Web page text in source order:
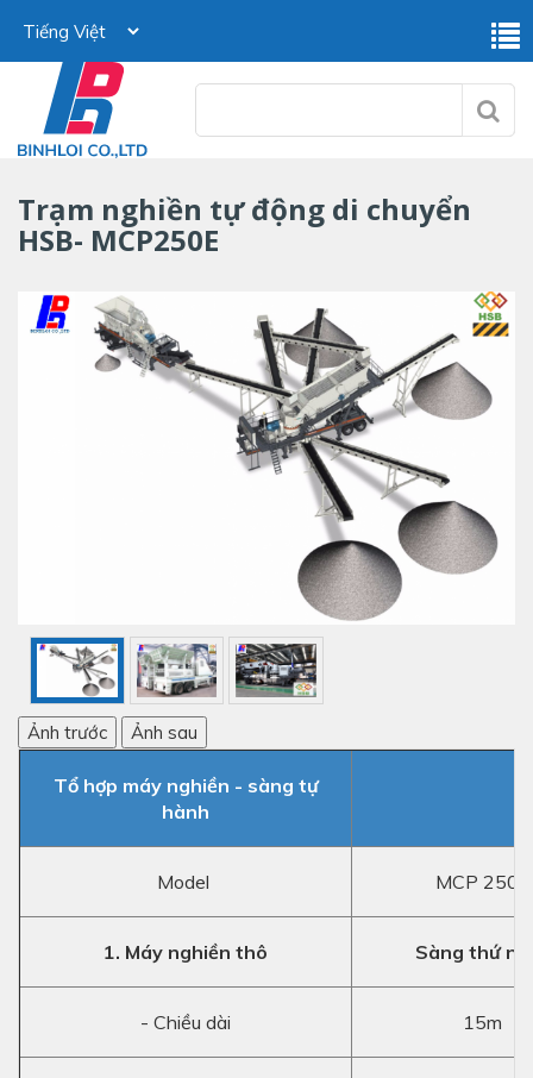
Trạm nghiền tự động di chuyển
HSB- MCP250E
Ảnh trước Ảnh sau
Tổ hợp máy nghiền - sàng tự
hành
Model MCP 250E
1. Máy nghiền thô Sàng thứ
- Chiều dài 15m